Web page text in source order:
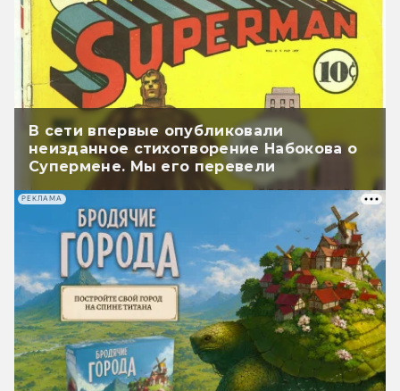
В сети впервые опубликовали
неизданное стихотворение Набокова о
Супермене. Мы его перевели
РЕКЛАМА